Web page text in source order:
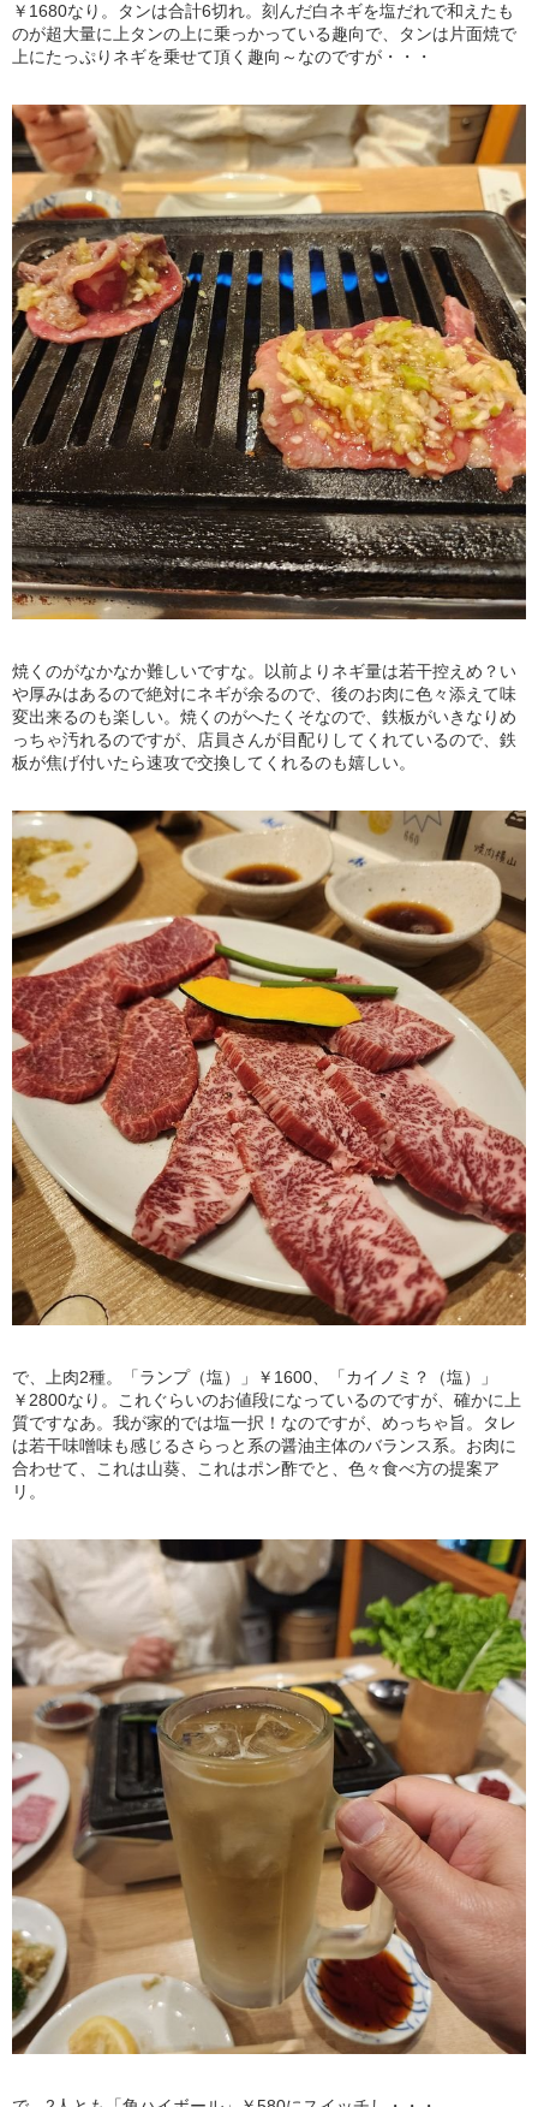
￥1680なり。タンは合計6切れ。刻んだ白ネギを塩だれで和えたも
のが超大量に上タンの上に乗っかっている趣向で、タンは片面焼で
上にたっぷりネギを乗せて頂く趣向～なのですが・・・
焼くのがなかなか難しいですな。以前よりネギ量は若干控えめ？い
や厚みはあるので絶対にネギが余るので、後のお肉に色々添えて味
変出来るのも楽しい。焼くのがへたくそなので、鉄板がいきなりめ
っちゃ汚れるのですが、店員さんが目配りしてくれているので、鉄
板が焦げ付いたら速攻で交換してくれるのも嬉しい。
で、上肉2種。「ランプ（塩）」￥1600、「カイノミ？（塩）」
￥2800なり。これぐらいのお値段になっているのですが、確かに上
質ですなあ。我が家的では塩一択！なのですが、めっちゃ旨。タレ
は若干味噌味も感じるさらっと系の醤油主体のバランス系。お肉に
合わせて、これは山葵、これはポン酢でと、色々食べ方の提案ア
リ。